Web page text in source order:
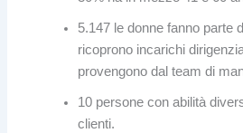
5.147 le donne fanno parte
ricoprono incarichi
provengono dal team di
10 persone con abilità
clienti.